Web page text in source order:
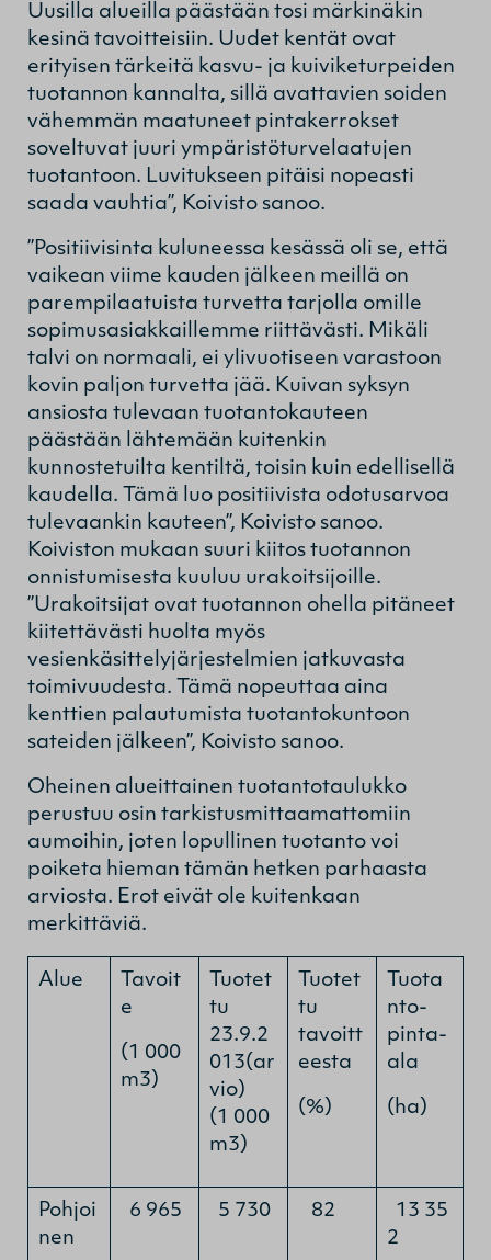
Uusilla alueilla päästään tosi märkinäkin
kesinä tavoitteisiin. Uudet kentät ovat
erityisen tärkeitä kasvu- ja kuiviketurpeiden
tuotannon kannalta, sillä avattavien soiden
vähemmän maatuneet pintakerrokset
soveltuvat juuri ympäristöturvelaatujen
tuotantoon. Luvitukseen pitäisi nopeasti
saada vauhtia”, Koivisto sanoo.
”Positiivisinta kuluneessa kesässä oli se, että
vaikean viime kauden jälkeen meillä on
parempilaatuista turvetta tarjolla omille
sopimusasiakkaillemme riittävästi. Mikäli
talvi on normaali, ei ylivuotiseen varastoon
kovin paljon turvetta jää. Kuivan syksyn
ansiosta tulevaan tuotantokauteen
päästään lähtemään kuitenkin
kunnostetuilta kentiltä, toisin kuin edellisellä
kaudella. Tämä luo positiivista odotusarvoa
tulevaankin kauteen”, Koivisto sanoo.
Koiviston mukaan suuri kiitos tuotannon
onnistumisesta kuuluu urakoitsijoille.
”Urakoitsijat ovat tuotannon ohella pitäneet
kiitettävästi huolta myös
vesienkäsittelyjärjestelmien jatkuvasta
toimivuudesta. Tämä nopeuttaa aina
kenttien palautumista tuotantokuntoon
sateiden jälkeen”, Koivisto sanoo.
Oheinen alueittainen tuotantotaulukko
perustuu osin tarkistusmittaamattomiin
aumoihin, joten lopullinen tuotanto voi
poiketa hieman tämän hetken parhaasta
arviosta. Erot eivät ole kuitenkaan
merkittäviä.
Alue
Tavoit
e
(1 000
m3)
Tuotet
tu
23.9.2
013(ar
vio)
(1 000
m3)
Tuotet
tu
tavoitt
eesta
(%)
Tuota
nto-
pinta-
ala
(ha)
Pohjoi
nen
6 965 5 730 82
13 35
2